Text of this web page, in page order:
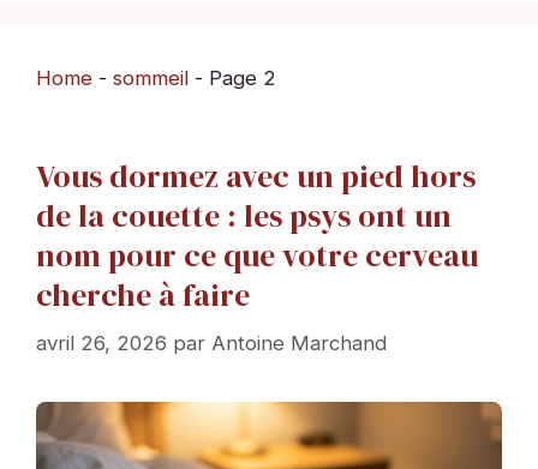
Home - sommeil - Page 2
Vous dormez avec un pied hors
de la couette : les psys ont un
nom pour ce que votre cerveau
cherche à faire
avril 26, 2026 par Antoine Marchand